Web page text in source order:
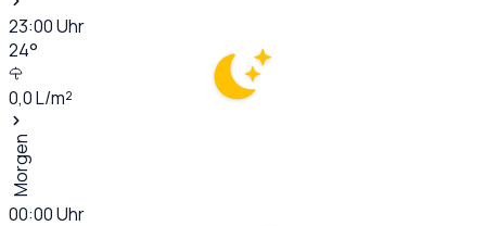
23:00Uhr
24°
0,0L/m²
Morgen
00:00Uhr